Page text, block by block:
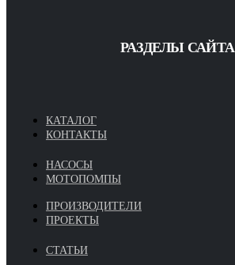
РАЗДЕЛЫ САЙТА
КАТАЛОГ
КОНТАКТЫ
НАСОСЫ
МОТОПОМПЫ
ПРОИЗВОДИТЕЛИ
ПРОЕКТЫ
СТАТЬИ